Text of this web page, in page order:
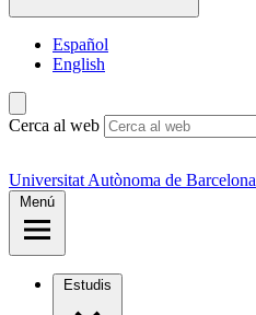
Español
English
Cerca al web
Universitat Autònoma de Barcelona
Menú
Estudis